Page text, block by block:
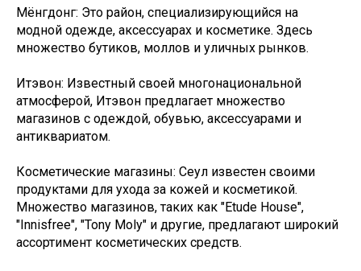
Мёнгдонг: Это район, специализирующийся на
модной одежде, аксессуарах и косметике. Здесь
множество бутиков, моллов и уличных рынков.
Итэвон: Известный своей многонациональной
атмосферой, Итэвон предлагает множество
магазинов с одеждой, обувью, аксессуарами и
антиквариатом.
Косметические магазины: Сеул известен своими
продуктами для ухода за кожей и косметикой.
Множество магазинов, таких как "Etude House",
"Innisfree", "Tony Moly" и другие, предлагают широкий
ассортимент косметических средств.